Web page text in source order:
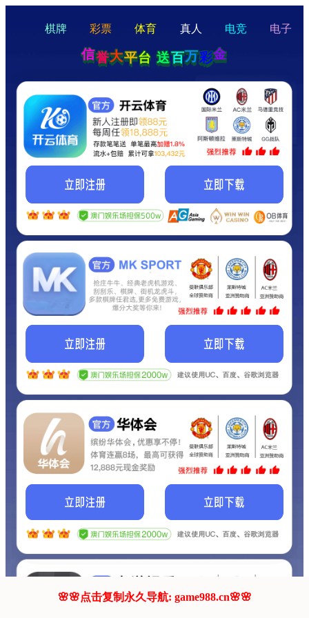
hello
Hey Guys!
我们即将上线啦...
我们的网站正在建设.
它将是非常棒的网站.
联系我们!